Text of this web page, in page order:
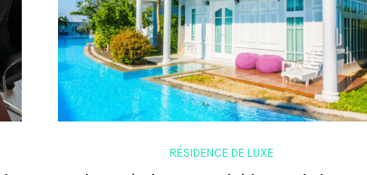
RÉSIDENCE DE LUXE